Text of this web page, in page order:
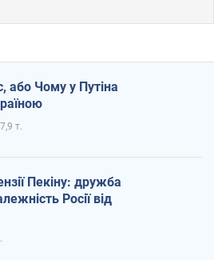
або Чому у Путіна
7,9 т.
Пекіну: дружба
Росії від